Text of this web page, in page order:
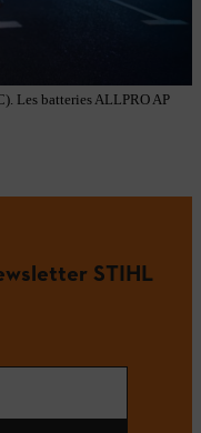
100.0 P, AP 200.0 P et AP
Les batteries ALLPRO AP
STIHL